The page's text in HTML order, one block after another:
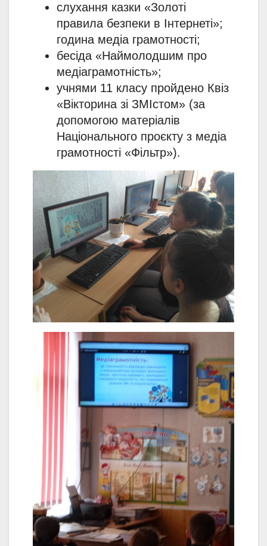
слухання казки «Золоті
правила безпеки в Інтернеті»;
година медіа грамотності;
бесіда «Наймолодшим про
медіаграмотність»;
учнями 11 класу пройдено Квіз
«Вікторина зі ЗМІстом» (за
допомогою матеріалів
Національного проєкту з медіа
грамотності «Фільтр»).